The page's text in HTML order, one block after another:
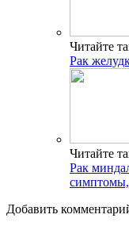
Читайте
Рак
Читайте
Рак
симптомы,
Добавить